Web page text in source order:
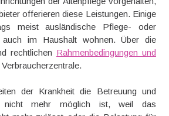
offerieren diese Leistungen. Einige
meist ausländische Pflege- oder
auch im Haushalt wohnen. Über die
rechtlichen Rahmenbedingungen und
der Krankheit die Betreuung und
mehr möglich ist, weil das